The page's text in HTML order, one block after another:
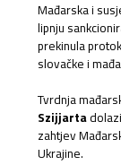
Mađarska i
lipnju
prekinula
slovačke i
Tvrdnja
Szijjarta
zahtjev
Ukrajine.